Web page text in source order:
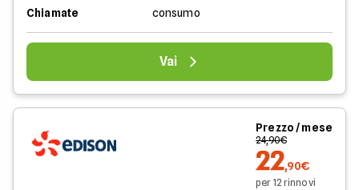
Chiamate
consumo
Vai
Prezzo / mese
24,90€
22,90€
per 12 rinnovi